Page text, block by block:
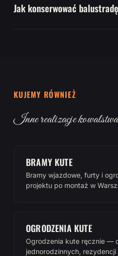
Jak konserwować
KUJEMY RÓWNIEŻ
Inne realizacje
BRAMY KUTE
Bramy wjazdowe, furty i
projektu po montaż w
OGRODZENIA KUTE
Ogrodzenia kute ręcznie —
jednorodzinnych,